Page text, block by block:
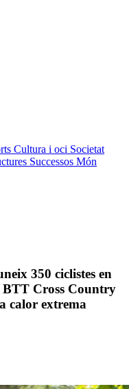
Cultura i oci Societat
Successos Món
350 ciclistes en
BTT Cross Country
calor extrema